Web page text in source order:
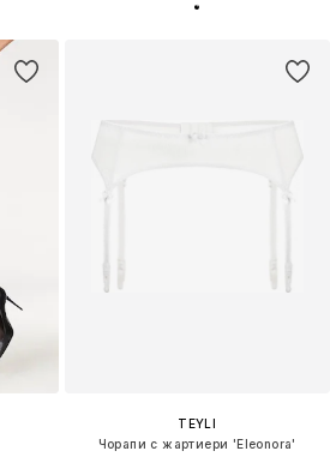
TEYLI
Чорапи с жартиери 'Eleonora'